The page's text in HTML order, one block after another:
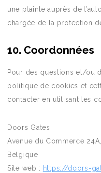
une plainte auprès de
chargée de la protection
10. Coordonnées
Pour des questions et/ou
politique de cookies et
contacter en utilisant les
Doors Gates
Avenue du Commerce
Belgique
Site web : https://doors-